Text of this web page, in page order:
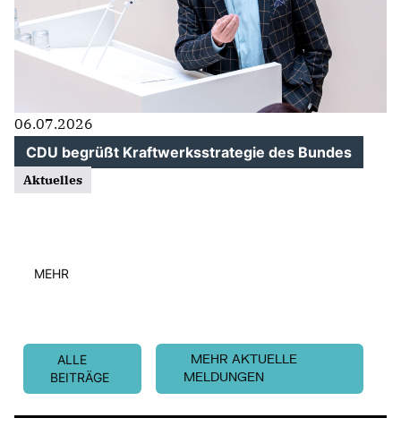
06.07.2026
CDU begrüßt Kraftwerksstrategie des Bundes
Aktuelles
MEHR
ALLE
BEITRÄGE
MEHR AKTUELLE
MELDUNGEN